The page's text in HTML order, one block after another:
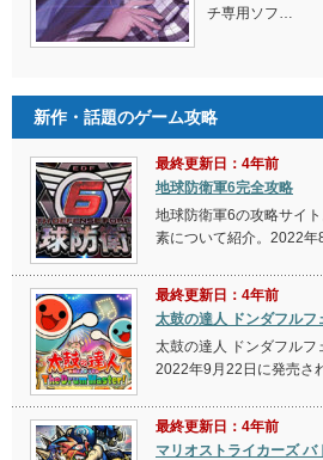
チ専用ソフ…
新作・話題のゲーム攻略
最終更新日：4年前
地球防衛軍6完全攻略
地球防衛軍6の攻略サイ
素について紹介。2022年
最終更新日：4年前
太鼓の達人 ドンダフルフ
太鼓の達人 ドンダフルフ
2022年9月22日に発売さ
最終更新日：4年前
マリオストライカーズ